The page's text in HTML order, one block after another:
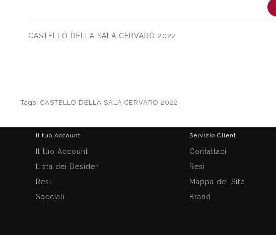
CASTELLO DELLA SALA CERVARO 2022
Tags: CASTELLO DELLA SALA CERVARO 2022
Servizio Clienti
Contattaci
Resi
Mappa del Sito
Brand
Il tuo Account
Il tuo Account
Lista dei Desideri
Resi
Speciali